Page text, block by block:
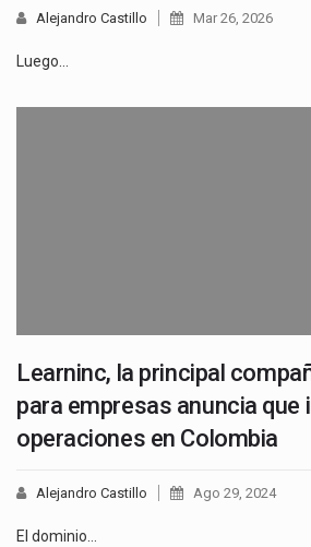
Alejandro Castillo Mar 26, 2026
Luego…
Learninc, la principal
para empresas anuncia que
operaciones en Colombia
Alejandro Castillo Ago 29, 2024
El dominio…